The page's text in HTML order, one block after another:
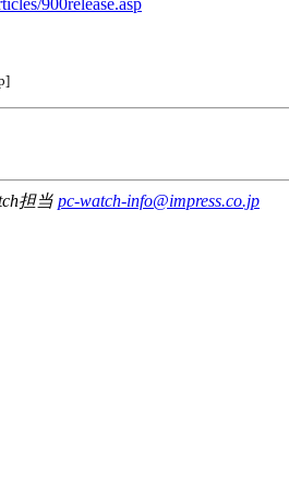
900release.asp
担当 pc-watch-info@impress.co.jp